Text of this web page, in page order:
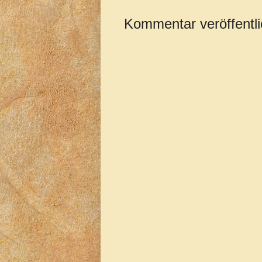
Kommentar